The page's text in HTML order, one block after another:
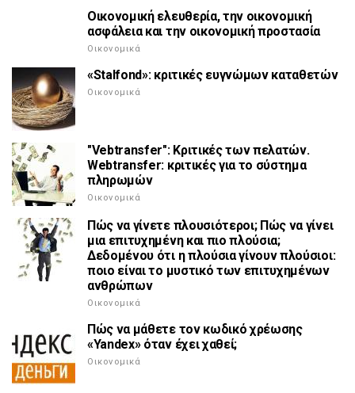
Οικονομική ελευθερία, την οικονομική
ασφάλεια και την οικονομική προστασία
Οικονομικά
«Stalfond»: κριτικές ευγνώμων καταθετών
Οικονομικά
"Vebtransfer": Κριτικές των πελατών.
Webtransfer: κριτικές για το σύστημα
πληρωμών
Οικονομικά
Πώς να γίνετε πλουσιότεροι; Πώς να γίνει
μια επιτυχημένη και πιο πλούσια;
Δεδομένου ότι η πλούσια γίνουν πλούσιοι:
ποιο είναι το μυστικό των επιτυχημένων
ανθρώπων
Οικονομικά
Πώς να μάθετε τον κωδικό χρέωσης
«Yandex» όταν έχει χαθεί;
Οικονομικά